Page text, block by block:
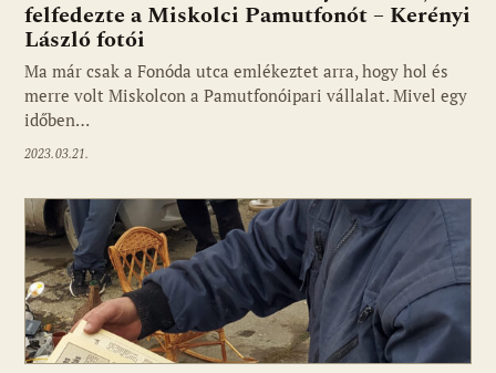
felfedezte a Miskolci Pamutfonót – Kerényi
László fotói
Ma már csak a Fonóda utca emlékeztet arra, hogy hol és
merre volt Miskolcon a Pamutfonóipari vállalat. Mivel egy
időben…
2023.03.21.